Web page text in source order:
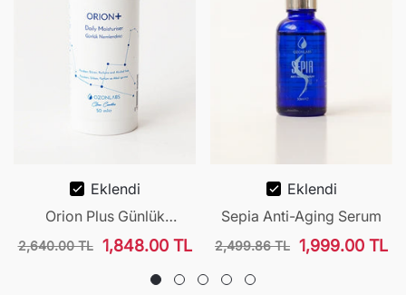
Eklendi
Orion Plus Günlük
Nemlendirici 50ml
2,640.00 TL 1,848.00 TL
Eklendi
Sepia Anti-Aging Serum
2,499.86 TL 1,999.00 TL